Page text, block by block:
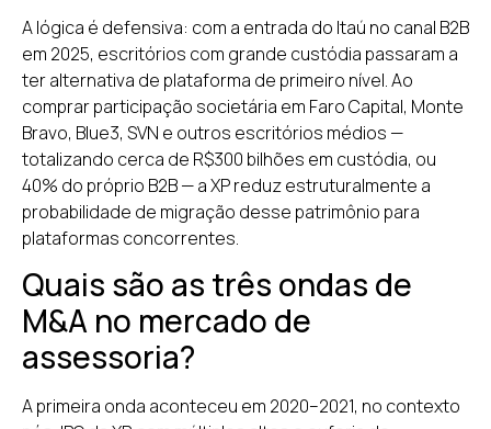
A lógica é defensiva: com a entrada do Itaú no canal B2B
em 2025, escritórios com grande custódia passaram a
ter alternativa de plataforma de primeiro nível. Ao
comprar participação societária em Faro Capital, Monte
Bravo, Blue3, SVN e outros escritórios médios —
totalizando cerca de R$300 bilhões em custódia, ou
40% do próprio B2B — a XP reduz estruturalmente a
probabilidade de migração desse patrimônio para
plataformas concorrentes.
Quais são as três ondas de
M&A no mercado de
assessoria?
A primeira onda aconteceu em 2020–2021, no contexto